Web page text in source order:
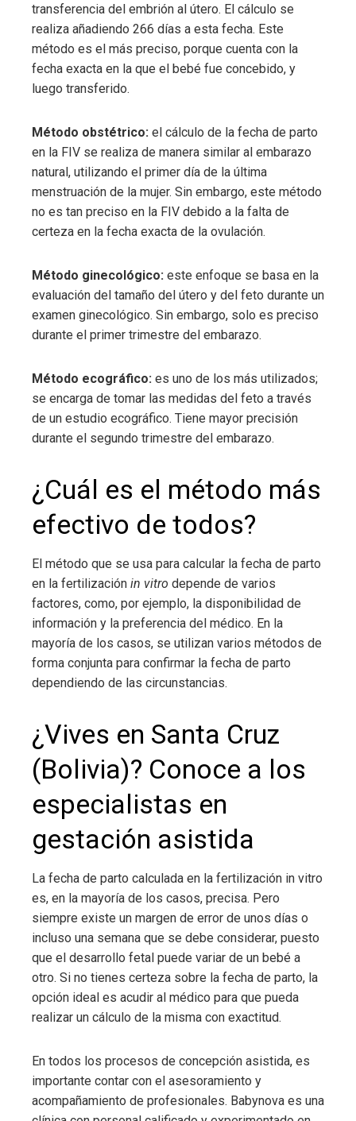
transferencia del embrión al útero. El cálculo se
realiza añadiendo 266 días a esta fecha. Este
método es el más preciso, porque cuenta con la
fecha exacta en la que el bebé fue concebido, y
luego transferido.
Método obstétrico: el cálculo de la fecha de parto
en la FIV se realiza de manera similar al embarazo
natural, utilizando el primer día de la última
menstruación de la mujer. Sin embargo, este método
no es tan preciso en la FIV debido a la falta de
certeza en la fecha exacta de la ovulación.
Método ginecológico: este enfoque se basa en la
evaluación del tamaño del útero y del feto durante un
examen ginecológico. Sin embargo, solo es preciso
durante el primer trimestre del embarazo.
Método ecográfico: es uno de los más utilizados;
se encarga de tomar las medidas del feto a través
de un estudio ecográfico. Tiene mayor precisión
durante el segundo trimestre del embarazo.
¿Cuál es el método más
efectivo de todos?
El método que se usa para calcular la fecha de parto
en la fertilización in vitro depende de varios
factores, como, por ejemplo, la disponibilidad de
información y la preferencia del médico. En la
mayoría de los casos, se utilizan varios métodos de
forma conjunta para confirmar la fecha de parto
dependiendo de las circunstancias.
¿Vives en Santa Cruz
(Bolivia)? Conoce a los
especialistas en
gestación asistida
La fecha de parto calculada en la fertilización in vitro
es, en la mayoría de los casos, precisa. Pero
siempre existe un margen de error de unos días o
incluso una semana que se debe considerar, puesto
que el desarrollo fetal puede variar de un bebé a
otro. Si no tienes certeza sobre la fecha de parto, la
opción ideal es acudir al médico para que pueda
realizar un cálculo de la misma con exactitud.
En todos los procesos de concepción asistida, es
importante contar con el asesoramiento y
acompañamiento de profesionales. Babynova es una